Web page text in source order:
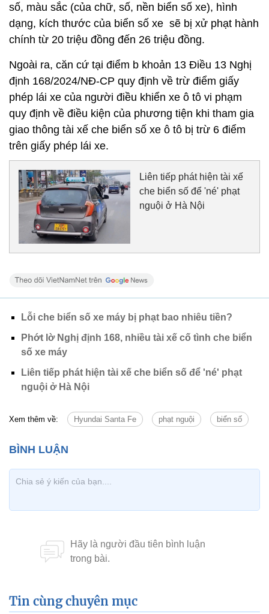
số, màu sắc (của chữ, số, nền biển số xe), hình
dạng, kích thước của biển số xe sẽ bị xử phạt hành
chính từ 20 triệu đồng đến 26 triệu đồng.
Ngoài ra, căn cứ tại điểm b khoản 13 Điều 13 Nghị
định 168/2024/NĐ-CP quy định về trừ điểm giấy
phép lái xe của người điều khiển xe ô tô vi phạm
quy định về điều kiện của phương tiện khi tham gia
giao thông tài xế che biển số xe ô tô bị trừ 6 điểm
trên giấy phép lái xe.
Liên tiếp phát hiện tài xế
che biển số để 'né' phạt
nguội ở Hà Nội
Lỗi che biển số xe máy bị phạt bao nhiêu tiền?
Phớt lờ Nghị định 168, nhiều tài xế cố tình che biển
số xe máy
Liên tiếp phát hiện tài xế che biển số để 'né' phạt
nguội ở Hà Nội
Xem thêm về: Hyundai Santa Fe phạt nguội biển số
Tin cùng chuyên mục